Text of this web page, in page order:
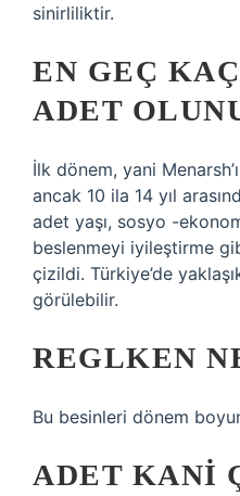
sinirliliktir.
EN GEÇ
ADET
İlk dönem, yani
ancak 10 ila 14 yıl
adet yaşı, sosyo -
beslenmeyi iyileştirme
çizildi. Türkiye’de
görülebilir.
REGLKEN
Bu besinleri dönem
ADET KANI